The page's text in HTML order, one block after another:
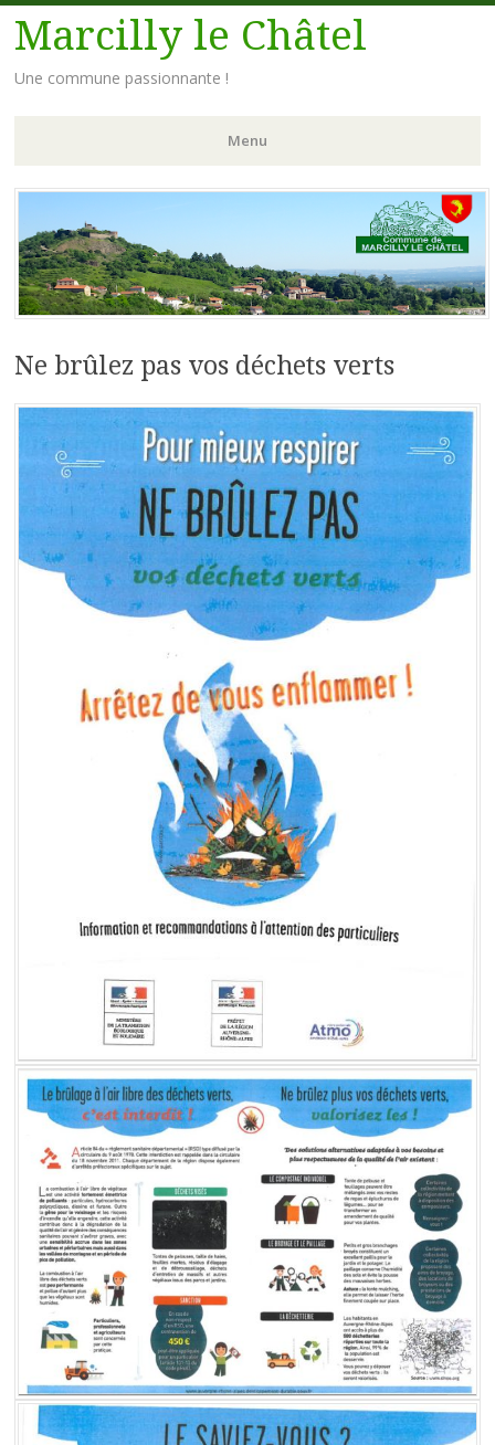
Marcilly le Châtel
Une commune passionnante !
Menu
Aller
contenu
principal
Ne brûlez pas vos déchets verts